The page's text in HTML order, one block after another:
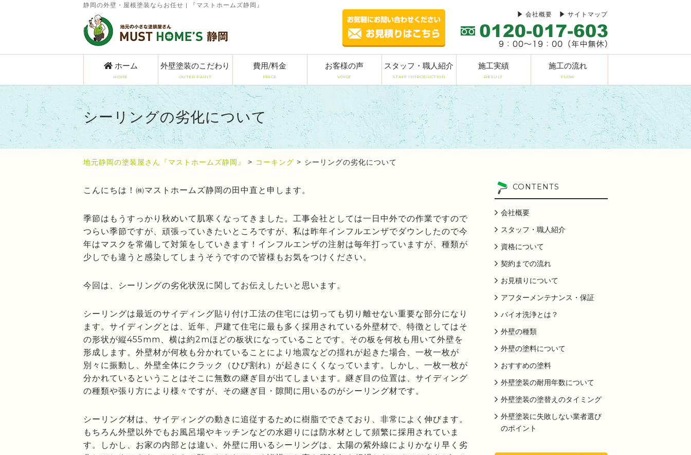
静岡の外壁・屋根塗装ならお任せ | 『マストホームズ静岡』
サイトマップ
会社概要
ホーム
HOME
外壁塗装のこだわり
OUTER PAINT
費用/料金
PRICE
お客様の声
VOICE
スタッフ・職人紹介
STAFF INTRODUCTION
施工実績
RESULT
施工の流れ
FLOW
シーリングの劣化について
地元静岡の塗装屋さん『マストホームズ静岡』 > コーキング > シーリングの劣化について
こんにちは！㈱マストホームズ静岡の田中直と申します。
季節はもうすっかり秋めいて肌寒くなってきました。工事会社としては一日中外での作業ですので
つらい季節ですが、頑張っていきたいところですが、私は昨年インフルエンザでダウンしたので今
年はマスクを常備して対策をしていきます！インフルエンザの注射は毎年打っていますが、種類が
少しでも違うと感染してしまうそうですので皆様もお気をつけください。
今回は、シーリングの劣化状況に関してお伝えしたいと思います。
シーリングは最近のサイディング貼り付け工法の住宅には切っても切り離せない重要な部分になり
ます。サイディングとは、近年、戸建て住宅に最も多く採用されている外壁材で、特徴としてはそ
の形状が縦455mm、横は約2mほどの板状になっていることです。その板を何枚も用いて外壁を
形成します。外壁材が何枚も分かれていることにより地震などの揺れが起きた場合、一枚一枚が
別々に振動し、外壁全体にクラック（ひび割れ）が起きにくくなっています。しかし、一枚一枚が
分かれているということはそこに無数の継ぎ目が出てしまいます。継ぎ目の位置は、サイディング
の種類や張り方により様々ですが、その継ぎ目・隙間に用いるのがシーリング材です。
シーリング材は、サイディングの動きに追従するために樹脂でできており、非常によく伸びます。
もちろん外壁以外でもお風呂場やキッチンなどの水廻りには防水材として頻繁に採用されていま
す。しかし、お家の内部とは違い、外壁に用いるシーリングは、太陽の紫外線によりかなり早く劣
CONTENTS
会社概要
スタッフ・職人紹介
資格について
契約までの流れ
お見積りについて
アフターメンテナンス・保証
バイオ洗浄とは？
外壁の種類
外壁の塗料について
おすすめの塗料
外壁塗装の耐用年数について
外壁塗装の塗替えのタイミング
外壁塗装に失敗しない業者選び
のポイント